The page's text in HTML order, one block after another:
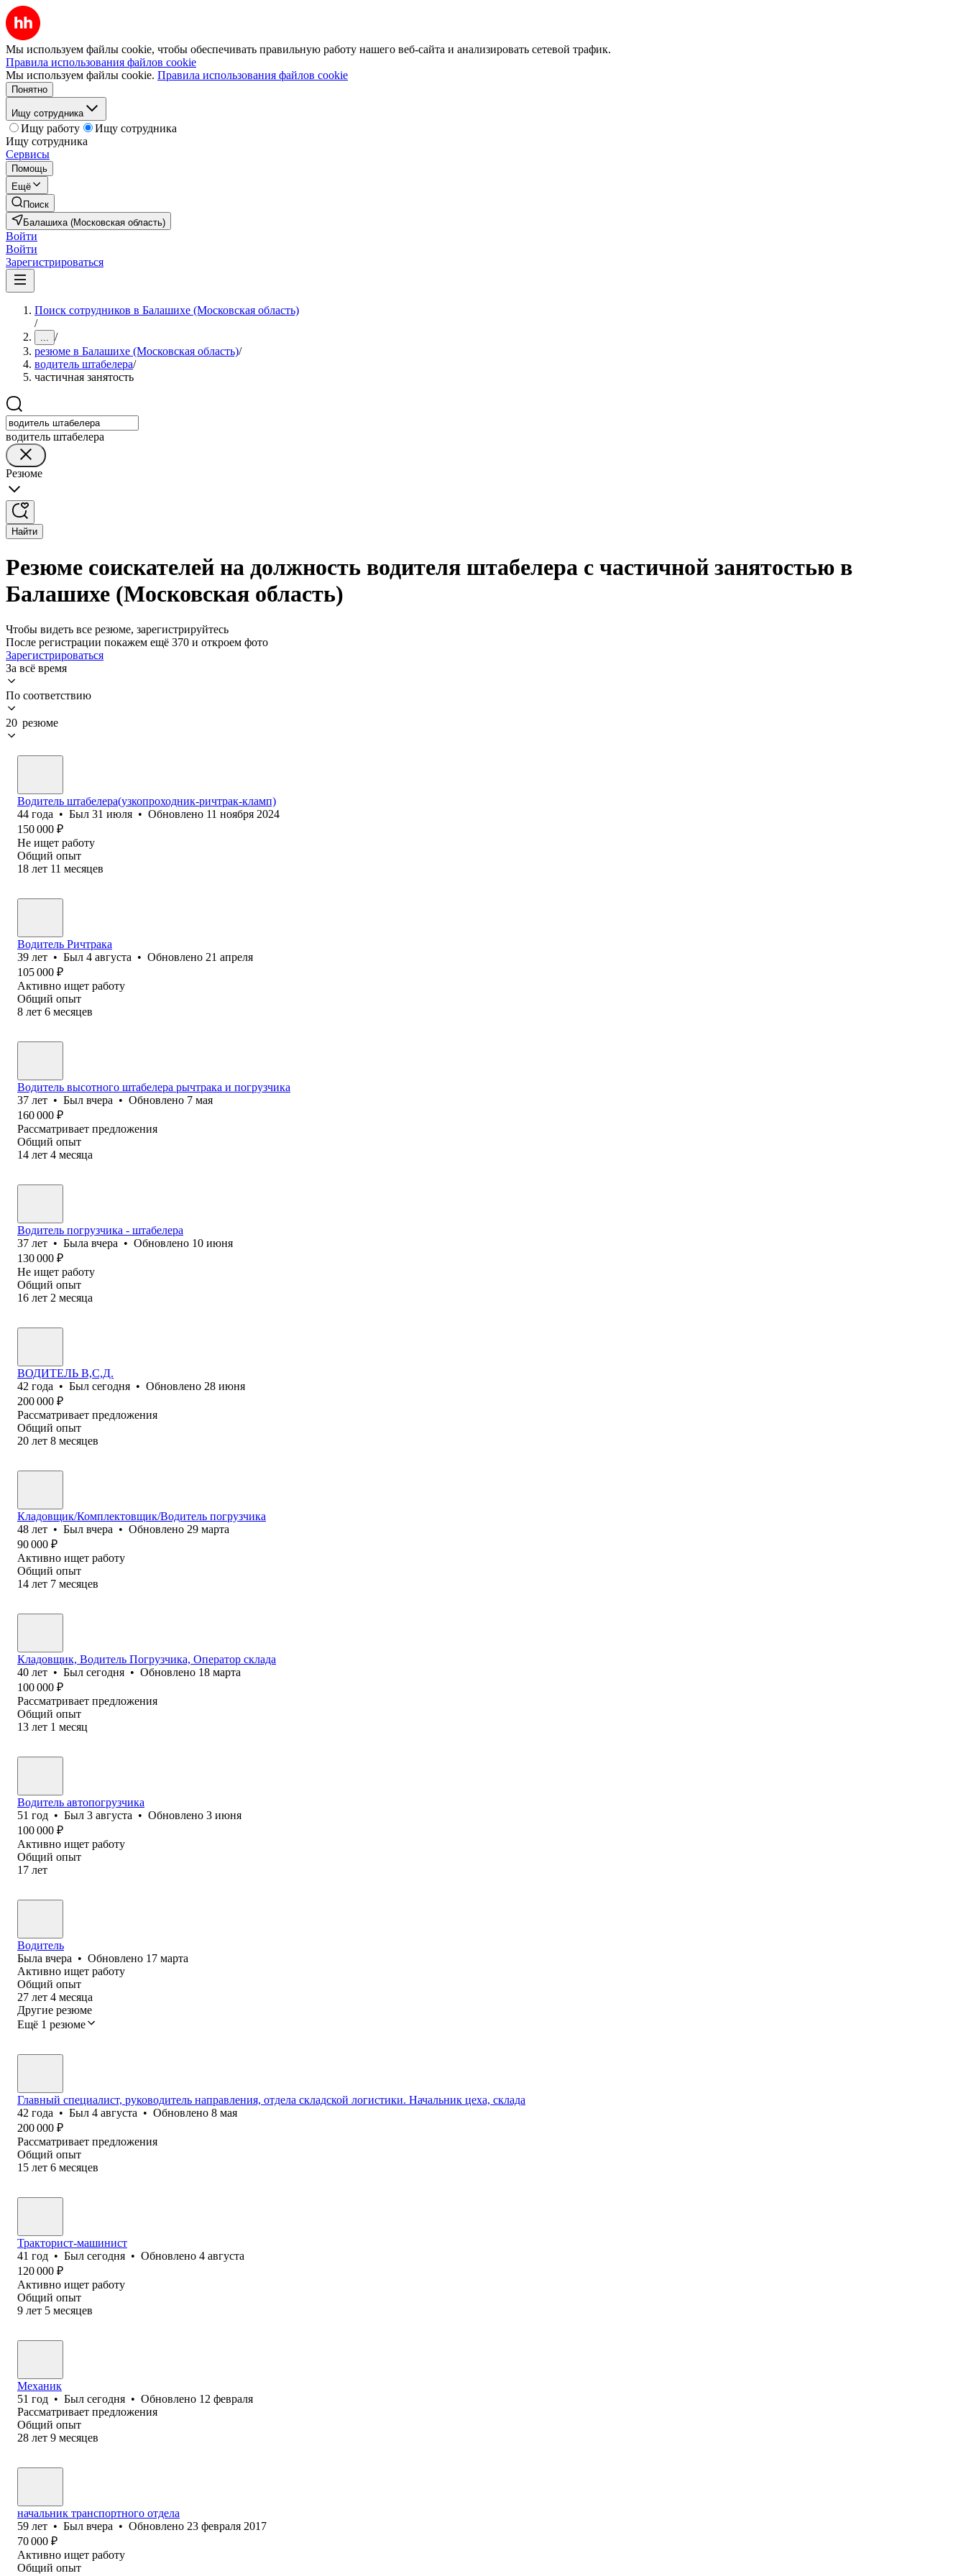
Мы используем файлы cookie, чтобы обеспечивать правильную работу нашего веб-сайта и анализировать сетевой трафик.
Правила использования файлов cookie
Мы используем файлы cookie. Правила использования файлов cookie
Понятно
Ищу сотрудника
Ищу работу
Ищу сотрудника
Ищу сотрудника
Сервисы
Помощь
Ещё
Поиск
Балашиха (Московская область)
Войти
Войти
Зарегистрироваться
Поиск сотрудников в Балашихе (Московская область)
/
... /
резюме в Балашихе (Московская область)/
водитель штабелера/
частичная занятость
водитель штабелера
Резюме
Найти
Резюме соискателей на должность водителя штабелера с частичной занятостью в
Балашихе (Московская область)
Чтобы видеть все резюме, зарегистрируйтесь
После регистрации покажем ещё 370 и откроем фото
Зарегистрироваться
За всё время
По соответствию
20 резюме
Водитель штабелера(узкопроходник-ричтрак-кламп)
44 года • Был 31 июля • Обновлено 11 ноября 2024
150 000 ₽
Не ищет работу
Общий опыт
18 лет 11 месяцев
Водитель Ричтрака
39 лет • Был 4 августа • Обновлено 21 апреля
105 000 ₽
Активно ищет работу
Общий опыт
8 лет 6 месяцев
Водитель высотного штабелера рычтрака и погрузчика
37 лет • Был вчера • Обновлено 7 мая
160 000 ₽
Рассматривает предложения
Общий опыт
14 лет 4 месяца
Водитель погрузчика - штабелера
37 лет • Была вчера • Обновлено 10 июня
130 000 ₽
Не ищет работу
Общий опыт
16 лет 2 месяца
ВОДИТЕЛЬ В,С,Д.
42 года • Был сегодня • Обновлено 28 июня
200 000 ₽
Рассматривает предложения
Общий опыт
20 лет 8 месяцев
Кладовщик/Комплектовщик/Водитель погрузчика
48 лет • Был вчера • Обновлено 29 марта
90 000 ₽
Активно ищет работу
Общий опыт
14 лет 7 месяцев
Кладовщик, Водитель Погрузчика, Оператор склада
40 лет • Был сегодня • Обновлено 18 марта
100 000 ₽
Рассматривает предложения
Общий опыт
13 лет 1 месяц
Водитель автопогрузчика
51 год • Был 3 августа • Обновлено 3 июня
100 000 ₽
Активно ищет работу
Общий опыт
17 лет
Водитель
Была вчера • Обновлено 17 марта
Активно ищет работу
Общий опыт
27 лет 4 месяца
Другие резюме
Ещё 1 резюме
Главный специалист, руководитель направления, отдела складской логистики. Начальник цеха, склада
42 года • Был 4 августа • Обновлено 8 мая
200 000 ₽
Рассматривает предложения
Общий опыт
15 лет 6 месяцев
Тракторист-машинист
41 год • Был сегодня • Обновлено 4 августа
120 000 ₽
Активно ищет работу
Общий опыт
9 лет 5 месяцев
Механик
51 год • Был сегодня • Обновлено 12 февраля
Рассматривает предложения
Общий опыт
28 лет 9 месяцев
начальник транспортного отдела
59 лет • Был вчера • Обновлено 23 февраля 2017
70 000 ₽
Активно ищет работу
Общий опыт